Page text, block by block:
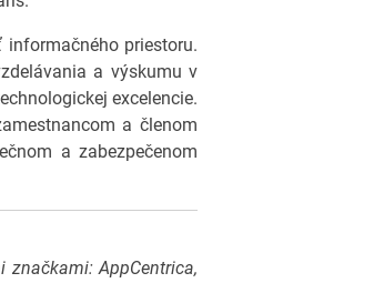
priestoru.
a výskumu v
excelencie.
a členom
a zabezpečenom
AppCentrica,